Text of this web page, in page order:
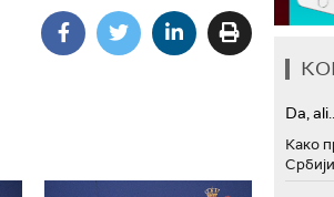
Da,
Како